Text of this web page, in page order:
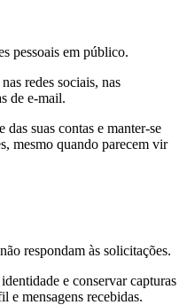
pessoais em público.
redes sociais, nas
de e-mail.
suas contas e manter-se
mesmo quando parecem vir
respondam às solicitações.
e conservar capturas
e mensagens recebidas.